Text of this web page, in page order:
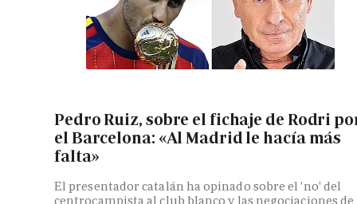
Pedro Ruiz, sobre el fichaje de Rodri
el Barcelona: «Al Madrid le hacía más
falta»
El presentador catalán ha opinado sobre el 'no' del
centrocampista al club blanco y las negociaciones de